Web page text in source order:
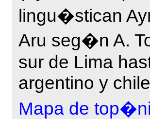
lingu�stican
Aru seg�n A.
sur de Lima
argentino y
Mapa de